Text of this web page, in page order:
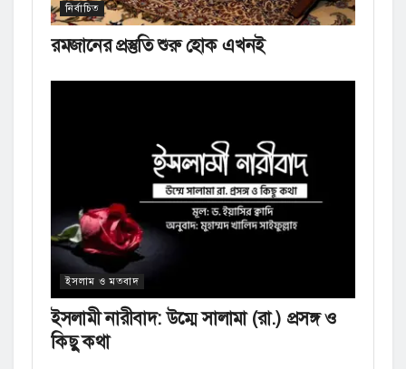
নির্বাচিত
রমজানের প্রস্তুতি শুরু হোক এখনই
ইসলাম ও মতবাদ
ইসলামী নারীবাদ: উম্মে সালামা (রা.) প্রসঙ্গ ও
কিছু কথা